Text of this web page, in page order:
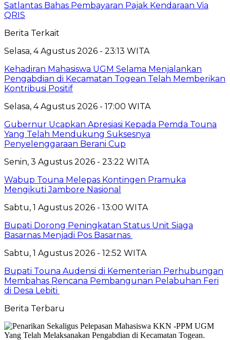
Satlantas Bahas Pembayaran Pajak Kendaraan Via
QRIS
Berita Terkait
Selasa, 4 Agustus 2026 - 23:13 WITA
Kehadiran Mahasiswa UGM Selama Menjalankan
Pengabdian di Kecamatan Togean Telah Memberikan
Kontribusi Positif
Selasa, 4 Agustus 2026 - 17:00 WITA
Gubernur Ucapkan Apresiasi Kepada Pemda Touna
Yang Telah Mendukung Suksesnya
Penyelenggaraan Berani Cup
Senin, 3 Agustus 2026 - 23:22 WITA
Wabup Touna Melepas Kontingen Pramuka
Mengikuti Jambore Nasional
Sabtu, 1 Agustus 2026 - 13:00 WITA
Bupati Dorong Peningkatan Status Unit Siaga
Basarnas Menjadi Pos Basarnas
Sabtu, 1 Agustus 2026 - 12:52 WITA
Bupati Touna Audensi di Kementerian Perhubungan
Membahas Rencana Pembangunan Pelabuhan Feri
di Desa Lebiti
Berita Terbaru